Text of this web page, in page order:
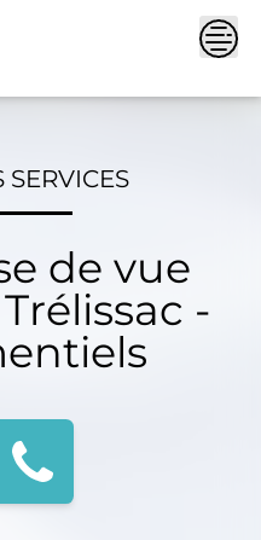
de vue
-